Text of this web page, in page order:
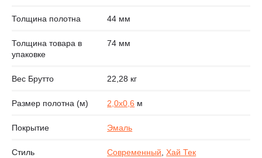
Толщина полотна 44 мм
Толщина товара в
упаковке
74 мм
Вес Брутто 22,28 кг
Размер полотна (м) 2,0х0,6 м
Покрытие Эмаль
Стиль Современный,Хай Тек